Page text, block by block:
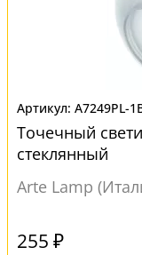
A7249PL-
Точечный
стеклянный
Arte Lamp
255 ₽